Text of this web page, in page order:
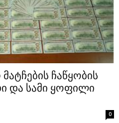
ჩაწყობის
და სამი ყოფილი
0